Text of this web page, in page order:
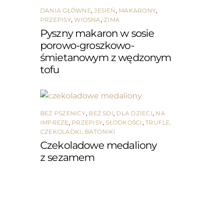
DANIA GŁÓWNE,JESIEŃ , MAKARONY,
PRZEPISY,WIOSNA , ZIMA
Pyszny makaron w sosie
porowo-groszkowo-
śmietanowym z wędzonym
tofu
BEZ PSZENICY, BEZ SOI, DLA DZIECI, NA
IMPREZĘ , PRZEPISY,SŁODKOŚCI ,TRUFLE,
CZEKOLADKI, BATONIKI
Czekoladowe medaliony
z sezamem